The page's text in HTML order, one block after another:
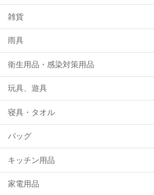
雑貨
雨具
衛生用品・感染対策用品
玩具、遊具
寝具・タオル
バッグ
キッチン用品
家電用品